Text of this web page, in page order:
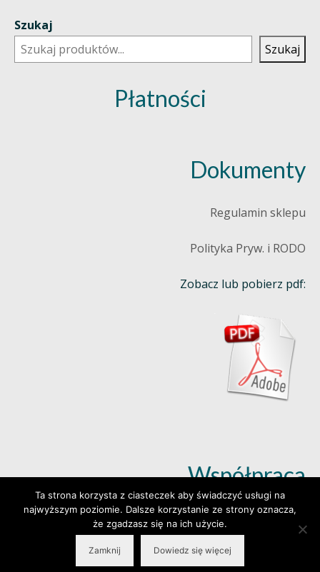
Szukaj
Szukaj
Płatności
Dokumenty
Regulamin sklepu
Polityka Pryw. i RODO
Zobacz lub pobierz pdf:
Współpraca
Dowiedz się więcej (klik)
© 2026 Wylepianki - Made by: www.prosteWWW.pl
Ta strona korzysta z ciasteczek aby świadczyć usługi na
najwyższym poziomie. Dalsze korzystanie ze strony oznacza,
że zgadzasz się na ich użycie.
Zamknij Dowiedz się więcej